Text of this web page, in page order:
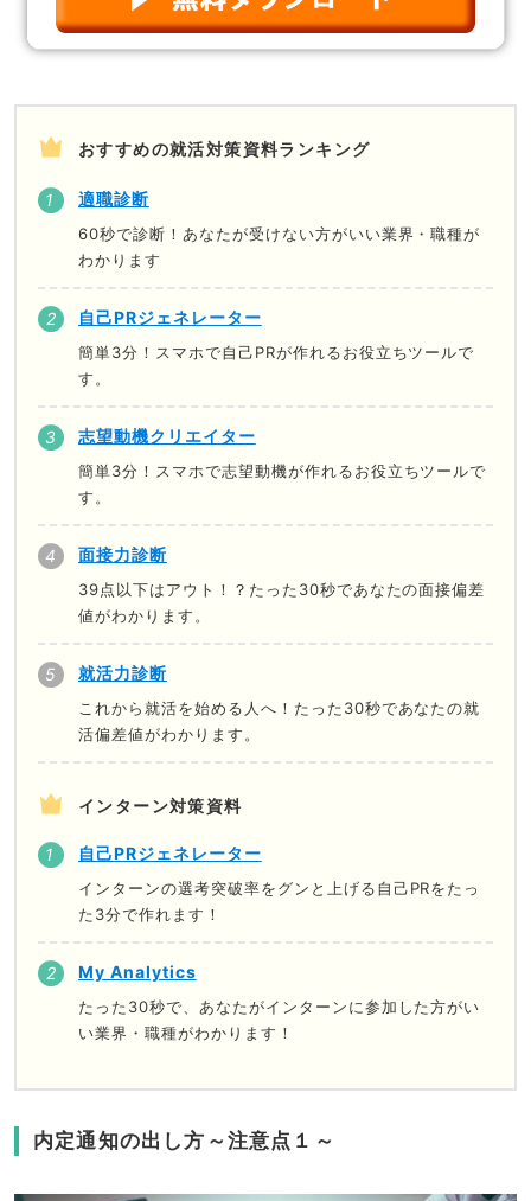
おすすめの就活対策資料ランキング
適職診断
60秒で診断！あなたが受けない方がいい業界・職種が
わかります
自己PRジェネレーター
簡単3分！スマホで自己PRが作れるお役立ちツールで
す。
志望動機クリエイター
簡単3分！スマホで志望動機が作れるお役立ちツールで
す。
面接力診断
39点以下はアウト！？たった30秒であなたの面接偏差
値がわかります。
就活力診断
これから就活を始める人へ！たった30秒であなたの就
活偏差値がわかります。
インターン対策資料
自己PRジェネレーター
インターンの選考突破率をグンと上げる自己PRをたっ
た3分で作れます！
My Analytics
たった30秒で、あなたがインターンに参加した方がい
い業界・職種がわかります！
内定通知の出し方～注意点１～